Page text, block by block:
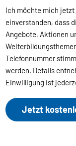
Ich möchte mich
einverstanden, dass
Angebote, Aktionen
Telefonnummer
werden. Details
Einwilligung ist
Jetzt